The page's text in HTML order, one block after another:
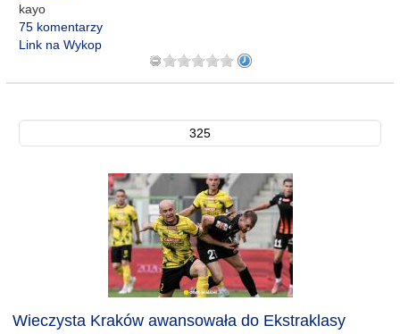
kayo
75 komentarzy
Link na Wykop
325
Wieczysta Kraków awansowała do Ekstraklasy